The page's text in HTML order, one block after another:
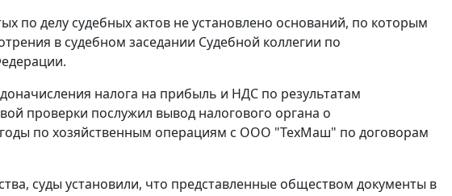
по делу судебных актов не установлено оснований, по которым
в судебном заседании Судебной коллегии по
налога на прибыль и НДС по результатам
проверки послужил вывод налогового органа о
по хозяйственным операциям с ООО "ТехМаш" по договорам
суды установили, что представленные обществом документы в